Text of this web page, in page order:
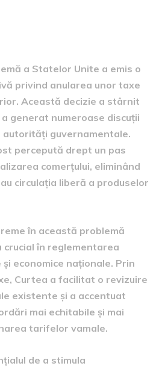
a Statelor Unite a emis o
privind anularea unor taxe
Această decizie a stârnit
generat numeroase discuții
autorități guvernamentale.
percepută drept un pas
comerțului, eliminând
circulația liberă a produselor
în această problemă
crucial în reglementarea
economice naționale. Prin
Curtea a facilitat o revizuire
existente și a accentuat
mai echitabile și mai
tarifelor vamale.
de a stimula